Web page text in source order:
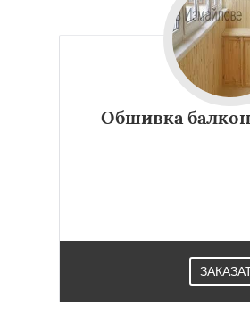
Обшивка